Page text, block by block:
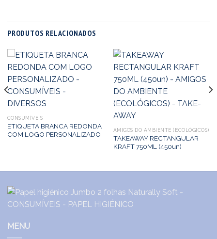
PRODUTOS RELACIONADOS
CONSUMÍVEIS
ETIQUETA BRANCA REDONDA
COM LOGO PERSONALIZADO
AMIGOS DO AMBIENTE (ECOLÓGICOS)
TAKEAWAY RECTANGULAR
KRAFT 750ML (450un)
MENU